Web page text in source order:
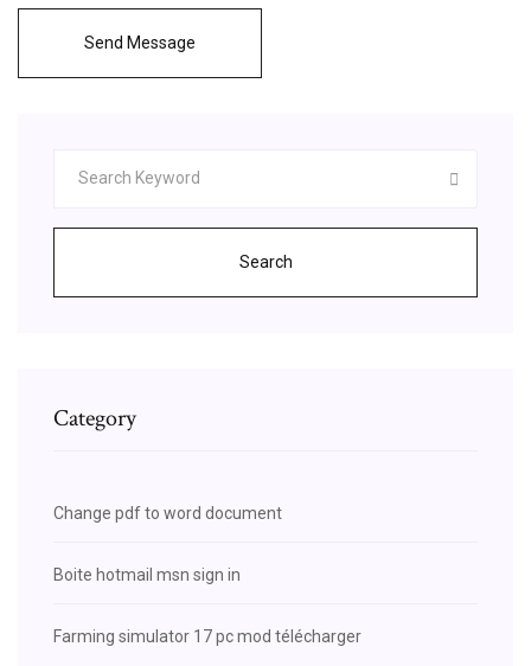
Send Message
Search
Category
Change pdf to word document
Boite hotmail msn sign in
Farming simulator 17 pc mod télécharger